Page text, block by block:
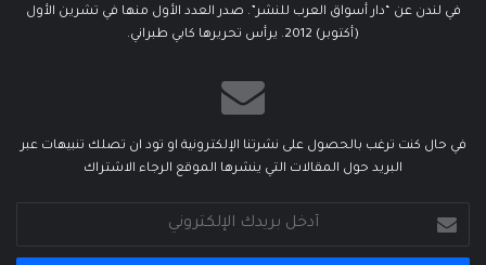
في لندن عن “دار أسواق العرب للنشر”. صدر العدد الأول منها في تشرين الأول
(أكتوبر) 2012. يرأس تحريرها كابي طبراني.
في حال كنت ترغب بالحصول على نشرتنا الإلكترونية او تود ان تصلك تنبيهات عبر
البريد حول المقالات التي ينشرها الموقع الرجاء الاشتراك
بريدك
الإلكتروني